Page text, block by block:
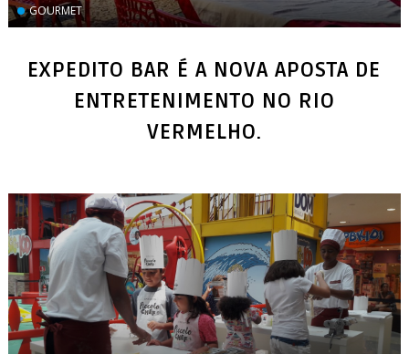
GOURMET
EXPEDITO BAR É A NOVA APOSTA DE
ENTRETENIMENTO NO RIO
VERMELHO.